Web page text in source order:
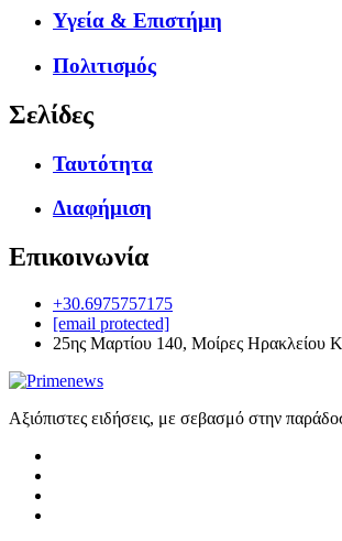
Υγεία & Επιστήμη
Πολιτισμός
Σελίδες
Ταυτότητα
Διαφήμιση
Επικοινωνία
+30.6975757175
[email protected]
25ης Μαρτίου 140, Μοίρες Ηρακλείου
Αξιόπιστες ειδήσεις, με σεβασμό στην